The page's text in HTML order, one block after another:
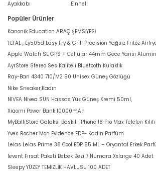
Ayakkabı
Einhell
Popüler Ürünler
Kanonik Education ARAÇ ŞEMSİYESİ
TEFAL , Ey505d Easy Fry & Grill Precision Yağsız Fritöz
Apple Watch SE GPS + Cellular 44mm Gece Yarısı
AyrStore Stereo Ses Kaliteli Bluetooth Kulaklık
Ray-Ban 4340 710/M2 50 Unisex Güneş Gözlüğü
Nike Sneaker,Kadın
NIVEA Nivea SUN Hassas Yüz Güneş Kremi 50ml,
Xiaomi Power Bank 10000mAh
MyBalliStore Galaksi Baskılı iPhone 16 Pro Max Telefon Kılıfı
Yves Rocher Mon Evidence EDP- Kadın Parfüm
Lelas Lelas Prime 38 Cool EDP 55 ML – Oryantal Erkek
levent Fırsat Paketi Bebek Bezi 7 Numara Xxlarge 40 Adet
Sleepy YÜZEY TEMİZLİK HAVLUSU 100 ADET